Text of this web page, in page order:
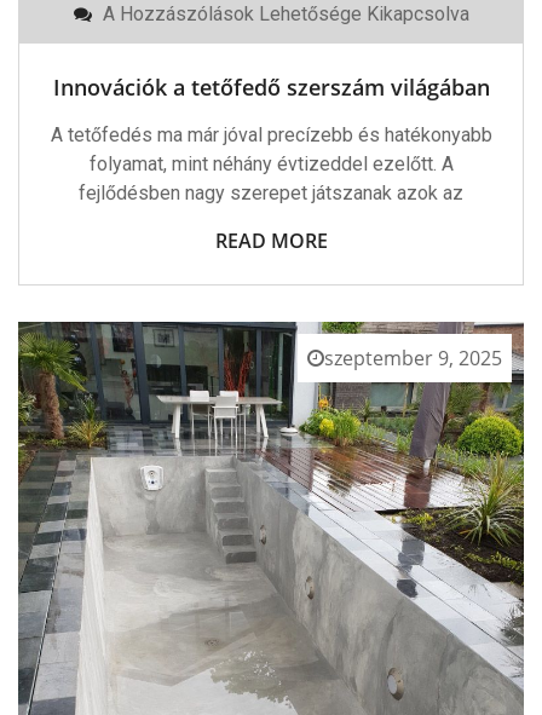
Innovációk
Tetőfedő
Világában
A Hozzászólások Lehetősége Kikapcsolva
Innovációk a tetőfedő szerszám világában
A tetőfedés ma már jóval precízebb és hatékonyabb
folyamat, mint néhány évtizeddel ezelőtt. A
fejlődésben nagy szerepet játszanak azok az
READ MORE
szeptember 9, 2025